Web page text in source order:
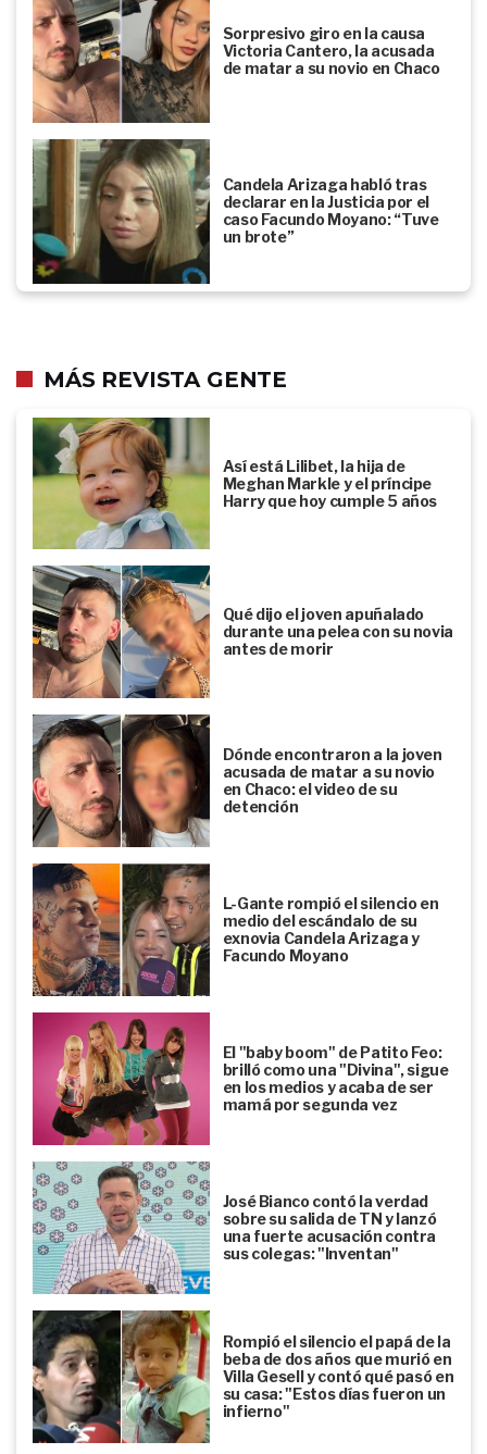
Sorpresivo giro en la causa
Victoria Cantero, la acusada
de matar a su novio en Chaco
Candela Arizaga habló tras
declarar en la Justicia por el
caso Facundo Moyano: “Tuve
un brote”
MÁS REVISTA GENTE
Así está Lilibet, la hija de
Meghan Markle y el príncipe
Harry que hoy cumple 5 años
Qué dijo el joven apuñalado
durante una pelea con su novia
antes de morir
Dónde encontraron a la joven
acusada de matar a su novio
en Chaco: el video de su
detención
L-Gante rompió el silencio en
medio del escándalo de su
exnovia Candela Arizaga y
Facundo Moyano
El "baby boom" de Patito Feo:
brilló como una "Divina", sigue
en los medios y acaba de ser
mamá por segunda vez
José Bianco contó la verdad
sobre su salida de TN y lanzó
una fuerte acusación contra
sus colegas: "Inventan"
Rompió el silencio el papá de la
beba de dos años que murió en
Villa Gesell y contó qué pasó en
su casa: "Estos días fueron un
infierno"